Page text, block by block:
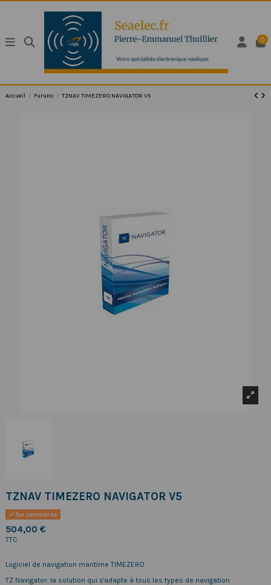
0
Accueil Furuno TZNAV TIMEZERO NAVIGATOR V5
TZNAV TIMEZERO NAVIGATOR V5
Sur commande
504,00 €
TTC
Logiciel de navigation maritime TIMEZERO
TZ Navigator: la solution qui s'adapte à tous les types de navigation